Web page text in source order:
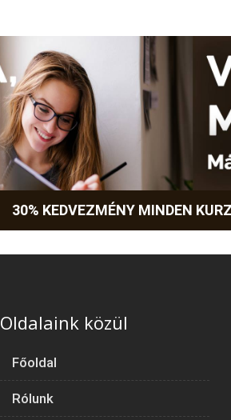
30% KEDVEZMÉNY MINDEN
Oldalaink közül
Főoldal
Rólunk